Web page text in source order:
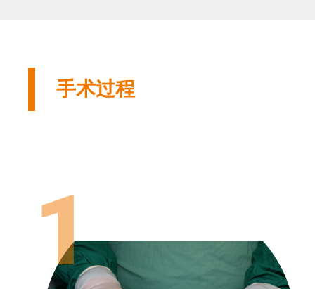
手术过程
1